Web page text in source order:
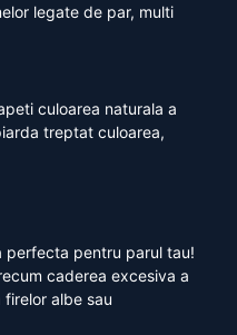
legate de par, multi
culoarea naturala a
treptat culoarea,
perfecta pentru parul tau!
caderea excesiva a
albe sau